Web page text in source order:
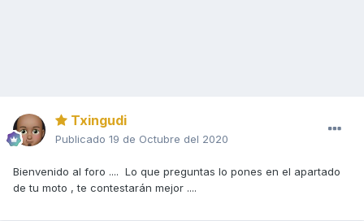
Txingudi
Publicado 19 de Octubre del 2020
Bienvenido al foro .... Lo que preguntas lo pones en el apartado
de tu moto , te contestarán mejor ....